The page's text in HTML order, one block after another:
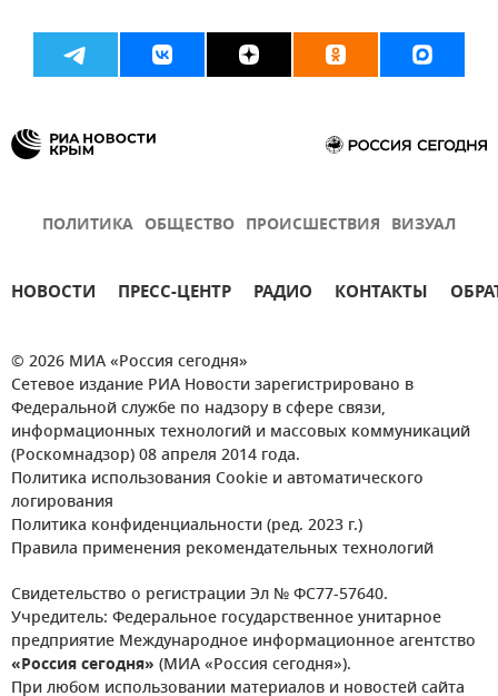
ПОЛИТИКА ОБЩЕСТВО ПРОИСШЕСТВИЯ ВИЗУАЛ
НОВОСТИ ПРЕСС-ЦЕНТР РАДИО КОНТАКТЫ
© 2026 МИА «Россия сегодня»
Сетевое издание РИА Новости зарегистрировано в
Федеральной службе по надзору в сфере связи,
информационных технологий и массовых коммуникаций
(Роскомнадзор) 08 апреля 2014 года.
Политика использования Cookie и автоматического
логирования
Политика конфиденциальности (ред. 2023 г.)
Правила применения рекомендательных технологий
Свидетельство о регистрации Эл № ФС77-57640.
Учредитель: Федеральное государственное унитарное
предприятие Международное информационное агентство
«Россия сегодня» (МИА «Россия сегодня»).
При любом использовании материалов и новостей сайта